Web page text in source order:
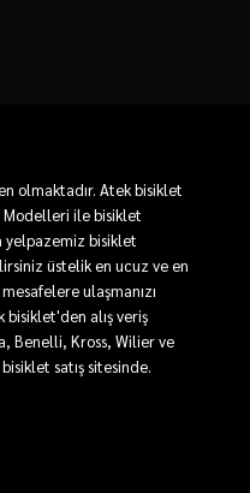
olmaktadır. Atek bisiklet
Modelleri ile bisiklet
yelpazemiz bisiklet
üstelik en ucuz ve en
ulaşmanızı
alış veriş
Benelli, Kross, Wilier ve
satış sitesinde.